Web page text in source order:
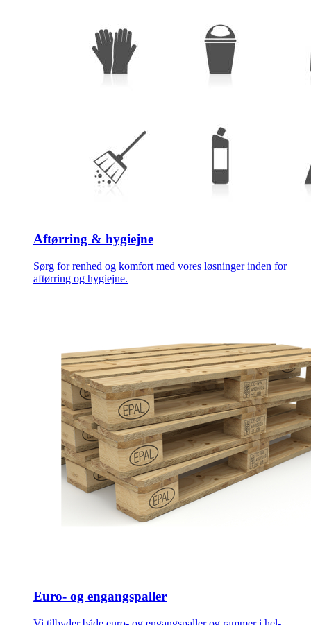
Aftørring & hygiejne
Sørg for renhed og komfort med vores løsninger inden for
aftørring og hygiejne.
Euro- og engangspaller